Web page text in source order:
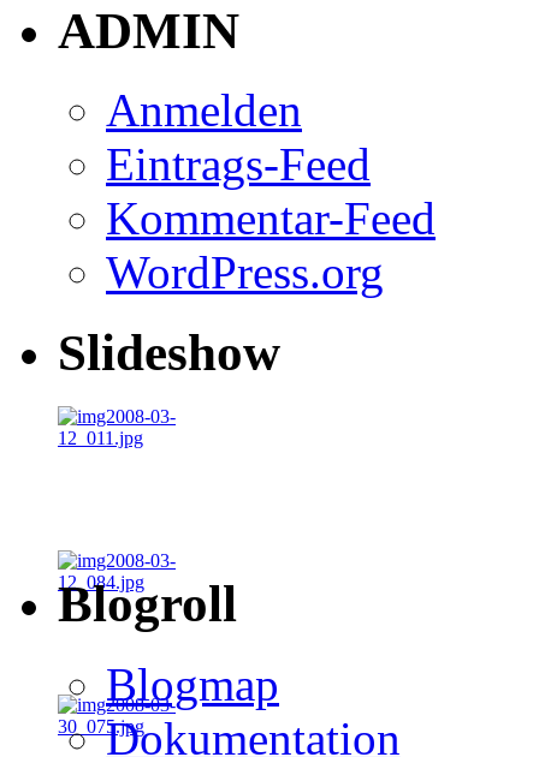
ADMIN
Anmelden
Eintrags-Feed
Kommentar-Feed
WordPress.org
Slideshow
Blogroll
Blogmap
Dokumentation